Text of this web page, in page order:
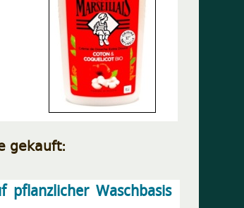
gekauft:
pflanzlicher Waschbasis